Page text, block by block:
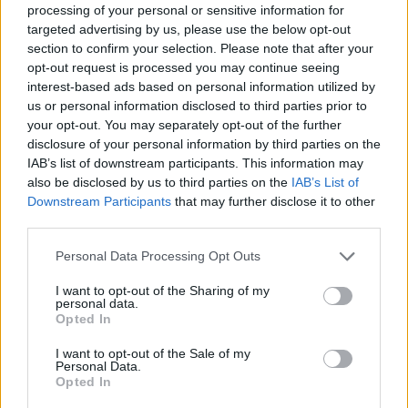
processing of your personal or sensitive information for
targeted advertising by us, please use the below opt-out
section to confirm your selection. Please note that after your
opt-out request is processed you may continue seeing
interest-based ads based on personal information utilized by
us or personal information disclosed to third parties prior to
your opt-out. You may separately opt-out of the further
disclosure of your personal information by third parties on the
IAB’s list of downstream participants. This information may
also be disclosed by us to third parties on the IAB’s List of
Downstream Participants that may further disclose it to other
Personal Data Processing Opt Outs
I want to opt-out of the Sharing of my
personal data.
Opted In
I want to opt-out of the Sale of my
Personal Data.
Opted In
του έτους
Media: Με ενίσχυση 8 εκατ. ευρώ σε 451 επιχειρήσεις ξεκίνησε το
πρόγραμμα στήριξης- Κάλυψη εισφορών ΕΔΟΕΑΠ
μπαταριών για τα υβριδικά της
Σε κινεζική… πολιορκία η
ευρωπαϊκή
αυτοκινητοβιομηχανία
Εθνική Κορασίδων: Απέναντι
στη Δανία για το 2/2 στο
Ευρωμπάσκετ (live stream)
ΠΑΟΚ: Από σήμερα στη
Θεσσαλονίκη ο Τρινκέρι